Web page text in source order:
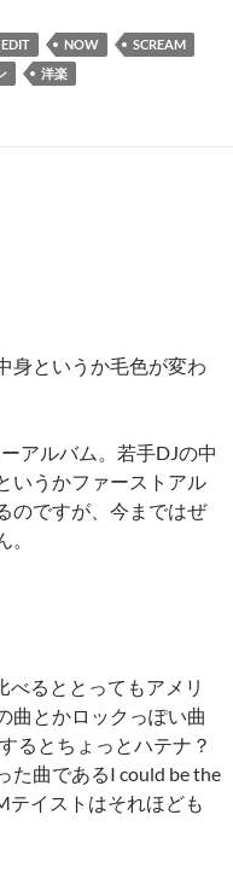
NOW
SCREAM
洋楽
身というか毛色が変わ
アルバム。若手DJの中
いうかファーストアル
のですが、今まではぜ
べるととってもアメリ
曲とかロックっぽい曲
るとちょっとハテナ？
た曲であるI could be the
テイストはそれほども